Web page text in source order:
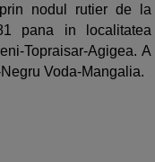
nodul rutier de la
pana in localitatea
Topraisar-Agigea. A
Voda-Mangalia.